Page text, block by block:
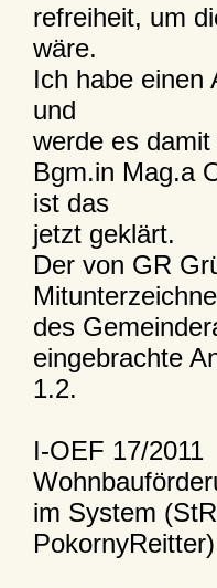
refreiheit, um
wäre.
Ich habe einen
und
werde es damit
Bgm.in Mag.a
ist das
jetzt geklärt.
Der von GR
des
eingebrachte
1.2.
I-OEF 17/2011
im System
PokornyReitter)